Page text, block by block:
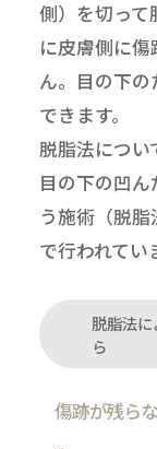
側）を切って
に皮膚側に
ん。目の下
できます。
脱脂法につい
目の下の凹
う施術（脱
で行われてい
脱脂法
ら
傷跡が残ら